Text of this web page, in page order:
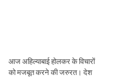
आज अहिल्याबाई होलकर के विचारों
को मजबूत करने की जरुरत। देश